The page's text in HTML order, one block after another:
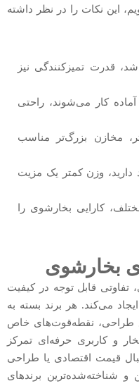
این نکات را در نظر داشته
قدرت تمیزکنندگی نیز
کار می‌شوند، راحتی
مخازن بزرگ‌تر مناسب
دارید، وزن کمتر یک مزیت
کارایی بخارشوی را
بخارشوی
تفاوتی قابل توجه در کیفیت
می‌کند. هر برند بسته به
طراحی، نقطه‌قوت‌های خاص
و کاربری حرفه‌ای تمرکز
قیمت اقتصادی یا طراحی
و شناخته‌شده‌ترین برندهای